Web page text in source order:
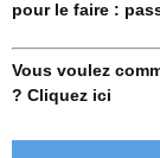
pour le faire :
Vous voulez
? Cliquez ici